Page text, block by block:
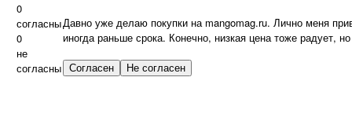
0
согласны
0
не
согласны
Давно уже делаю покупки на mangomag.ru. Лично меня
иногда раньше срока. Конечно, низкая цена тоже радует,